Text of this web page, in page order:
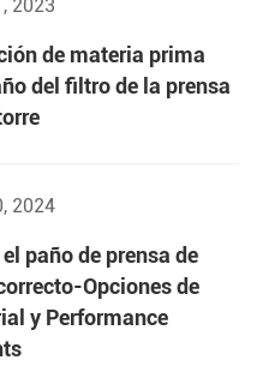
2023
de materia prima
del filtro de la prensa
2024
paño de prensa de
Opciones de
y Performance